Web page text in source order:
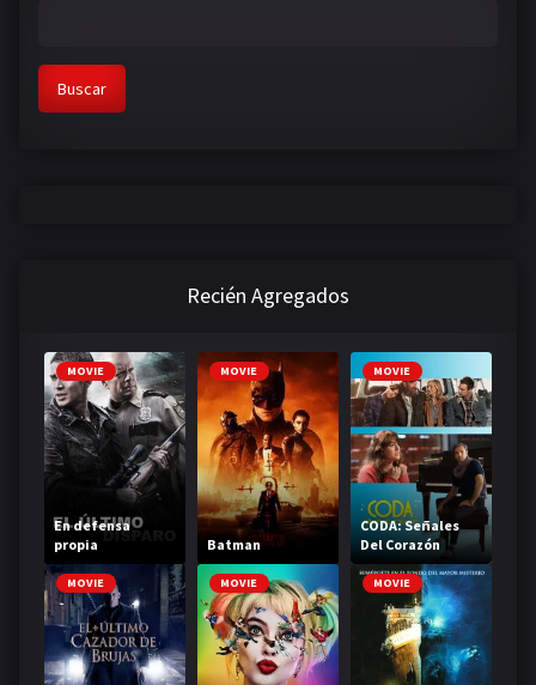
Buscar
Recién Agregados
MOVIE
En defensa
propia
MOVIE
Batman
MOVIE
CODA: Señales
Del Corazón
MOVIE MOVIE MOVIE